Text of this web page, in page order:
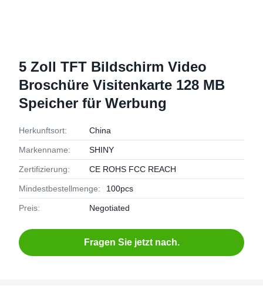
5 Zoll TFT Bildschirm Video
Broschüre Visitenkarte 128 MB
Speicher für Werbung
Herkunftsort: China
Markenname: SHINY
Zertifizierung: CE ROHS FCC REACH
Mindestbestellmenge: 100pcs
Preis: Negotiated
Fragen Sie jetzt nach.